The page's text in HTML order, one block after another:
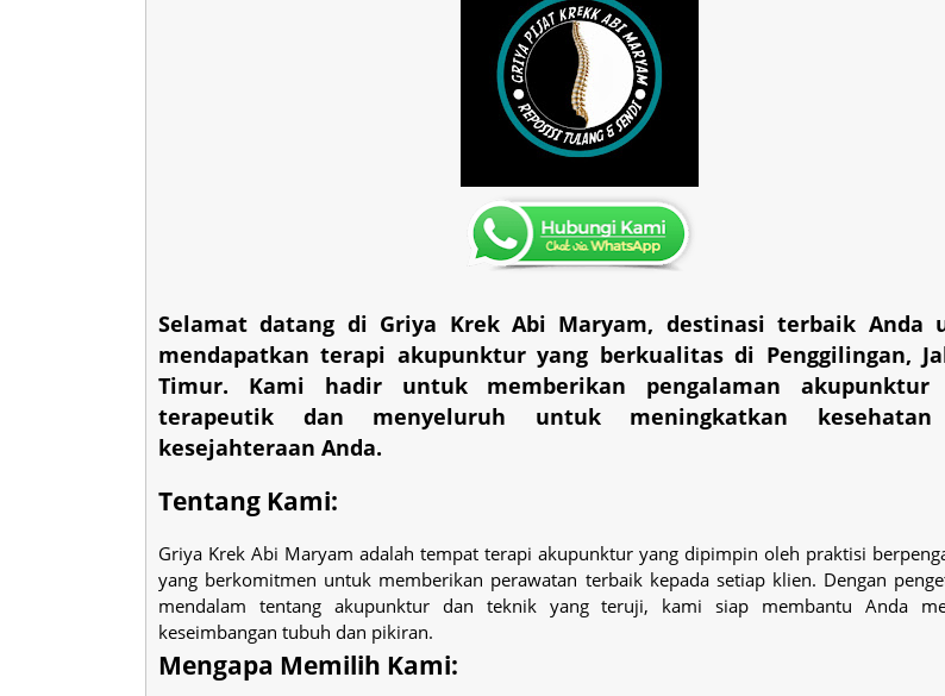
Selamat datang di Griya Krek Abi Maryam, destinasi terbaik Anda
mendapatkan terapi akupunktur yang berkualitas di Penggilingan,
Timur. Kami hadir untuk memberikan pengalaman akupunktur
terapeutik dan menyeluruh untuk meningkatkan
kesejahteraan Anda.
Tentang Kami:
Griya Krek Abi Maryam adalah tempat terapi akupunktur yang dipimpin oleh praktisi
yang berkomitmen untuk memberikan perawatan terbaik kepada setiap klien. Dengan
mendalam tentang akupunktur dan teknik yang teruji, kami siap membantu Anda
keseimbangan tubuh dan pikiran.
Mengapa Memilih Kami: